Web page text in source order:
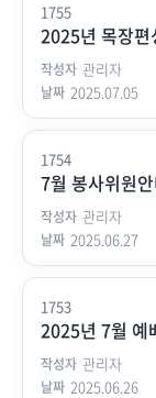
1755
2025년 목장
관리자
2025.07.05
1754
7월 봉사위원
관리자
2025.06.27
1753
2025년 7월 예
관리자
2025.06.26